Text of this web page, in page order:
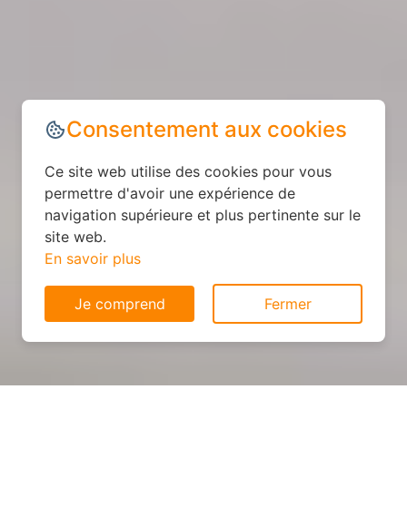
Consentement aux cookies
Ce site web utilise des cookies pour vous
permettre d'avoir une expérience de
navigation supérieure et plus pertinente sur le
site web.
En savoir plus
Je comprend Fermer